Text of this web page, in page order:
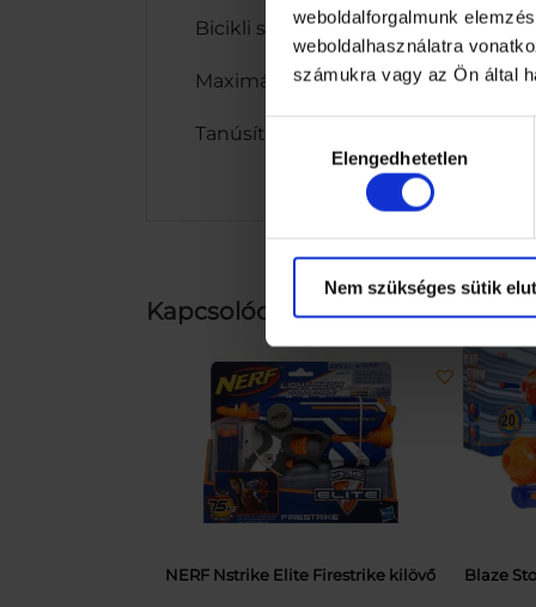
weboldalforgalmunk
weboldalhasználatra
számukra vagy az Ön által
kiválasztásaElengedhetetlen
Nem szükséges sütik
Bicikli súlya: 5 kg
Maximális terhelhetőség: 45 kg
Tanúsítványok: CE, TUV, GS
Kapcsolódó termékek
NERF Nstrike Elite Firestrike kilövő
Blaze